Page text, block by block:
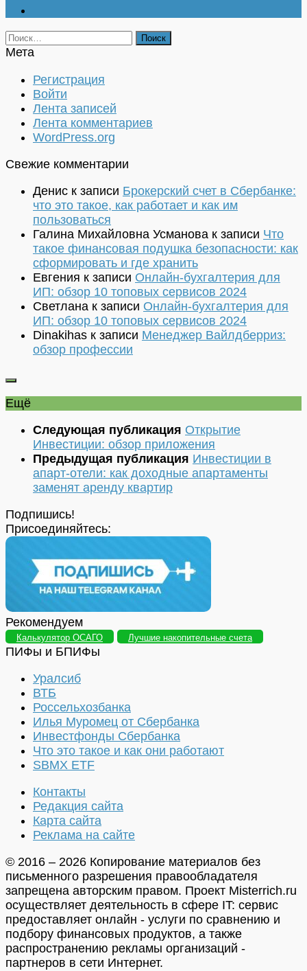
Найти:
Мета
Регистрация
Войти
Лента записей
Лента комментариев
WordPress.org
Свежие комментарии
Денис к записи Брокерский счет в Сбербанке:
что это такое, как работает и как им
пользоваться
Галина Михайловна Усманова к записи Что
такое финансовая подушка безопасности: как
сформировать и где хранить
Евгения к записи Онлайн-бухгалтерия для
ИП: обзор 10 топовых сервисов 2024
Светлана к записи Онлайн-бухгалтерия для
ИП: обзор 10 топовых сервисов 2024
Dinakihas к записи Менеджер Вайлдберриз:
обзор профессии
Ещё
Следующая публикация Открытие
Инвестиции: обзор приложения
Предыдущая публикация Инвестиции в
апарт-отели: как доходные апартаменты
заменят аренду квартир
Подпишись!
Присоединяйтесь:
Рекомендуем
Калькулятор ОСАГО Лучшие накопительные счета
ПИФы и БПИФы
Уралсиб
ВТБ
Россельхозбанка
Илья Муромец от Сбербанка
Инвестфонды Сбербанка
Что это такое и как они работают
SBMX ETF
Контакты
Редакция сайта
Карта сайта
Реклама на сайте
© 2016 – 2026 Копирование материалов без
письменного разрешения правообладателя
запрещена авторским правом. Проект Misterrich.ru
осуществляет деятельность в сфере IT: сервис
предоставляет онлайн - услуги по сравнению и
подбору финансовых продуктов, а также
распространению рекламы организаций -
партнеров в сети Интернет.